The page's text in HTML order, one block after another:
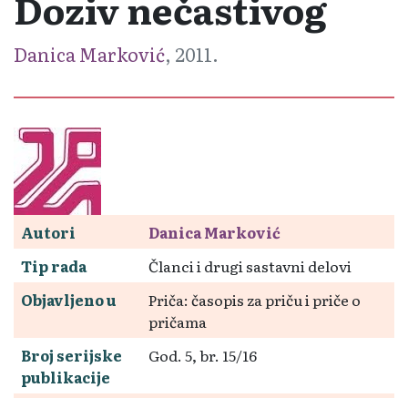
Danica Marković, 2011.
Autori
Danica Marković
Tip rada
Članci i drugi sastavni delovi
Objavljeno u
Priča: časopis za priču i priče o
pričama
Broj serijske
publikacije
God. 5, br. 15/16